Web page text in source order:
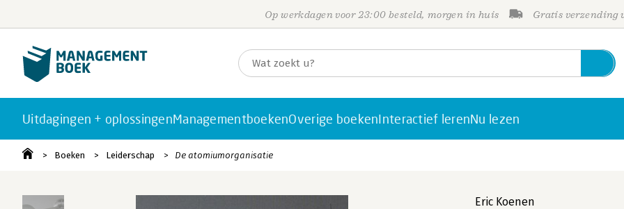
Op werkdagen voor 23:00 besteld, morgen in huis Gratis verzending
Uitdagingen + oplossingenManagementboekenOverige boekenInteractief lerenNu lezen
Boeken Leiderschap De atomiumorganisatie
Eric Koenen